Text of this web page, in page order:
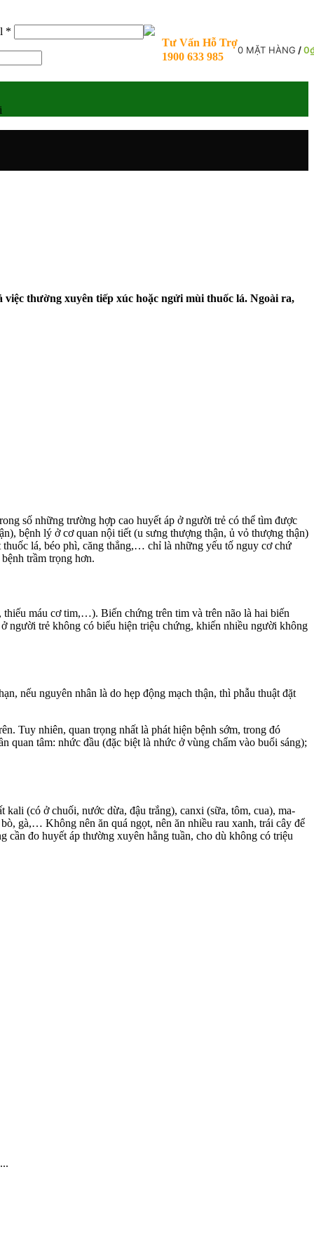
*
buộc
Tư Vấn Hỗ Trợ
1900 633 985
0 MẶT HÀNG /0
thường xuyên tiếp xúc hoặc ngửi mùi thuốc lá. Ngoài ra,
số những trường hợp cao huyết áp ở người trẻ có thể tìm được
bệnh lý ở cơ quan nội tiết (u sưng thượng thận, ủ vỏ thượng thận)
lá, béo phì, căng thẳng,… chỉ là những yếu tố nguy cơ chứ
trầm trọng hơn.
máu cơ tim,…). Biến chứng trên tim và trên não là hai biến
người trẻ không có biểu hiện triệu chứng, khiến nhiều người không
nếu nguyên nhân là do hẹp động mạch thận, thì phẫu thuật đặt
Tuy nhiên, quan trọng nhất là phát hiện bệnh sớm, trong đó
tâm: nhức đầu (đặc biệt là nhức ở vùng chẩm vào buổi sáng);
(có ở chuối, nước dừa, đậu trắng), canxi (sữa, tôm, cua), ma-
gà,… Không nên ăn quá ngọt, nên ăn nhiều rau xanh, trái cây để
đo huyết áp thường xuyên hằng tuần, cho dù không có triệu